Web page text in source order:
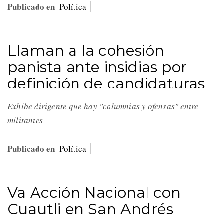
Publicado en Política
Llaman a la cohesión
panista ante insidias por
definición de candidaturas
Exhibe dirigente que hay "calumnias y ofensas" entre
militantes
Publicado en Política
Va Acción Nacional con
Cuautli en San Andrés